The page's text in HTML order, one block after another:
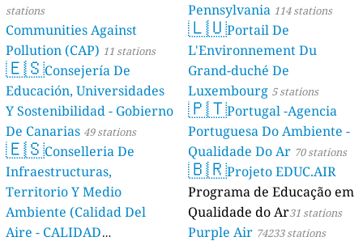
stations
Communities Against
Pollution (CAP) 11 stations
🇪🇸Consejería De
Educación, Universidades
Y Sostenibilidad - Gobierno
De Canarias 49 stations
🇪🇸Conselleria De
Infraestructuras,
Territorio Y Medio
Ambiente (Calidad Del
Aire - CALIDAD
Pennsylvania 114 stations
🇱🇺Portail De
L'Environnement Du
Grand-duché De
Luxembourg 5 stations
🇵🇹Portugal -Agencia
Portuguesa Do Ambiente -
Qualidade Do Ar 70 stations
🇧🇷Projeto EDUC.AIR
Programa de Educação em
Qualidade do Ar31 stations
Purple Air 74233 stations